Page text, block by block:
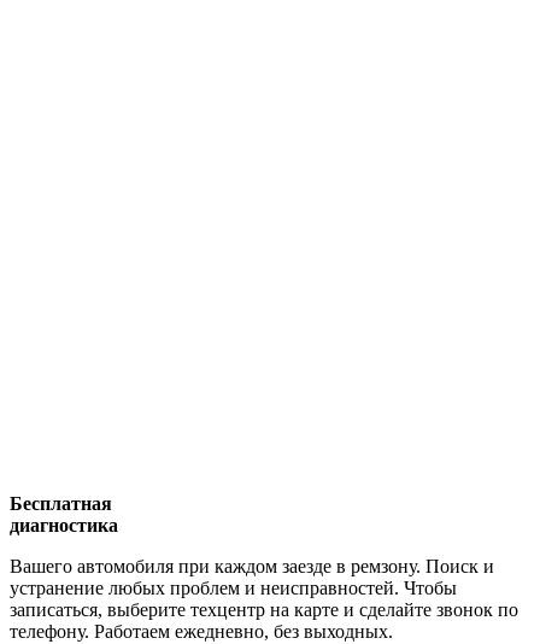
Бесплатная
диагностика
Вашего автомобиля при каждом заезде в ремзону. Поиск и
устранение любых проблем и неисправностей. Чтобы
записаться, выберите техцентр на карте и сделайте звонок по
телефону. Работаем ежедневно, без выходных.